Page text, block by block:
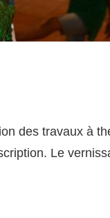
des travaux à
Le